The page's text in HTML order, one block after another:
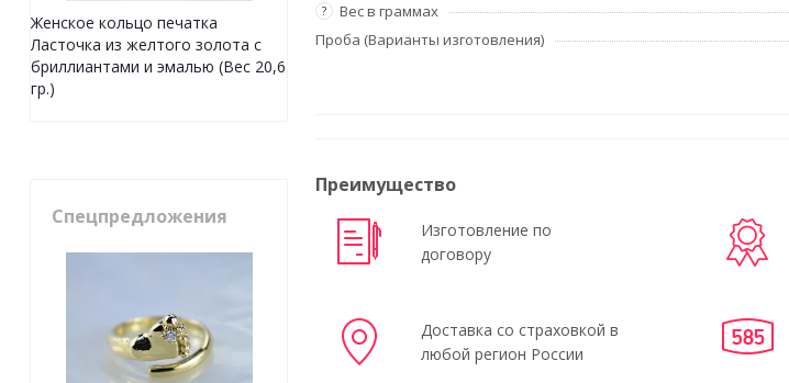
? Вес в граммах
Проба (Варианты изготовления)
Преимущество
Изготовление по
договору
Доставка со страховкой в
любой регион России
Женское кольцо печатка
Ласточка из желтого золота с
бриллиантами и эмалью (Вес 20,6
гр.)
Спецпредложения